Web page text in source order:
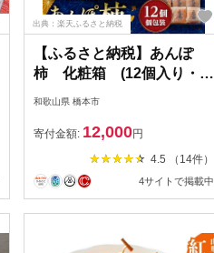
出典：楽天ふるさと納税
【ふるさと納税】あんぽ
柿 化粧箱 (12個入り・個
包装)【配送不可地域：離
和歌山県 橋本市
寄付金額: 12,000円
4.5 （14件）
4サイトで掲載中